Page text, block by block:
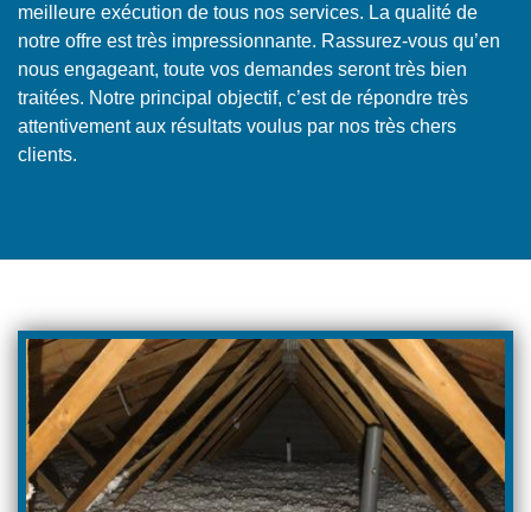
meilleure exécution de tous nos services. La qualité de
notre offre est très impressionnante. Rassurez-vous qu’en
nous engageant, toute vos demandes seront très bien
traitées. Notre principal objectif, c’est de répondre très
attentivement aux résultats voulus par nos très chers
clients.